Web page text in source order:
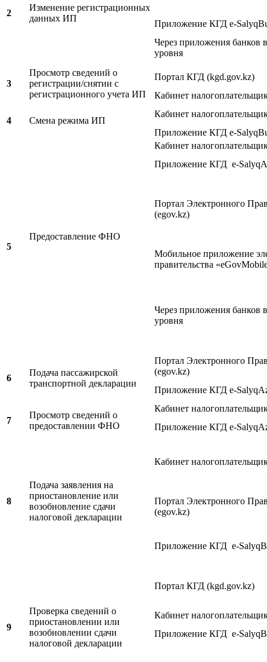
2
Изменение регистрационных
данных ИП
Приложение КГД e-
Через приложения банков
уровня
3
Просмотр сведений о
регистрации/снятии с
регистрационного учета ИП
Портал КГД (kgd.gov.kz)
Кабинет
4 Смена режима ИП
Кабинет
Приложение КГД e-
5
Предоставление ФНО
Кабинет
Приложение КГД e-
Портал Электронного
(egov.kz)
Мобильное приложение
правительства
Через приложения банков
уровня
6
Подача пассажирской
транспортной декларации
Портал Электронного
(egov.kz)
Приложение КГД e-
7
Просмотр сведений о
предоставлении ФНО
Кабинет
Приложение КГД e-
8
Подача заявления на
приостановление или
возобновление сдачи
налоговой декларации
Кабинет
Портал Электронного
(egov.kz)
Приложение КГД e-
9
Проверка сведений о
приостановлении или
возобновлении сдачи
налоговой декларации
Портал КГД (kgd.gov.kz)
Кабинет
Приложение КГД e-